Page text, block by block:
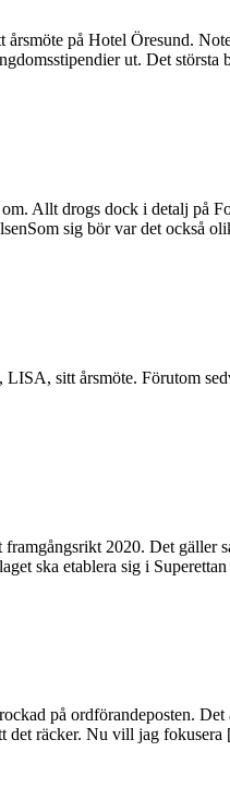
på Hotel Öresund.
ut. Det största
Allt drogs dock i detalj på
sig bör var det också
sitt årsmöte. Förutom
2020. Det
ska etablera sig i
på ordförandeposten.
det räcker. Nu vill jag